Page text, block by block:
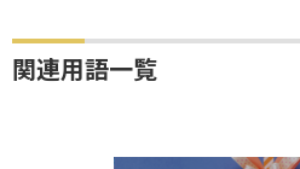
関連用語一覧